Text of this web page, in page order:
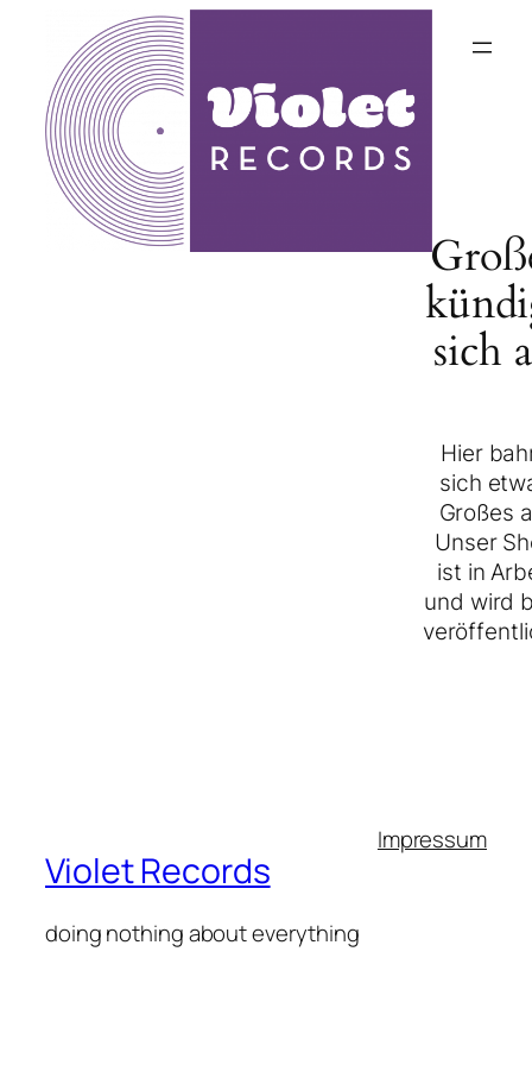
sich
Hier
sich
Großes
Unser
ist in
und wird
Violet Records
doing nothing about everything
Impressum